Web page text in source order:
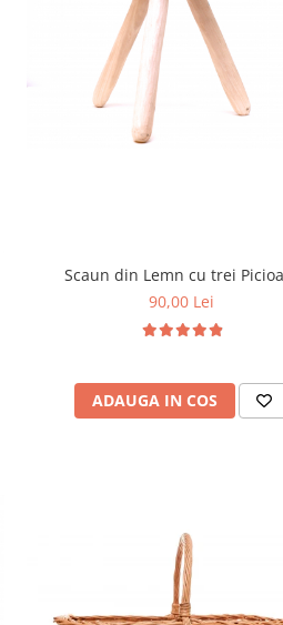
Scaun din Lemn cu trei
90,00 Lei
ADAUGA IN COS